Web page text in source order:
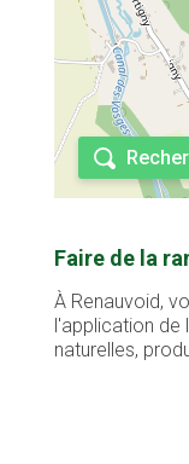
Faire de la
À Renauvoid,
l'application
naturelles,